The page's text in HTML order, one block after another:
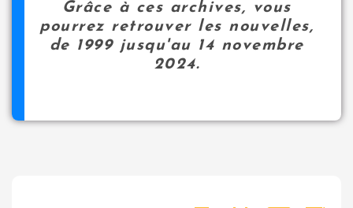
Grâce à ces archives, vous
pourrez retrouver les nouvelles,
de 1999 jusqu'au 14 novembre
2024.